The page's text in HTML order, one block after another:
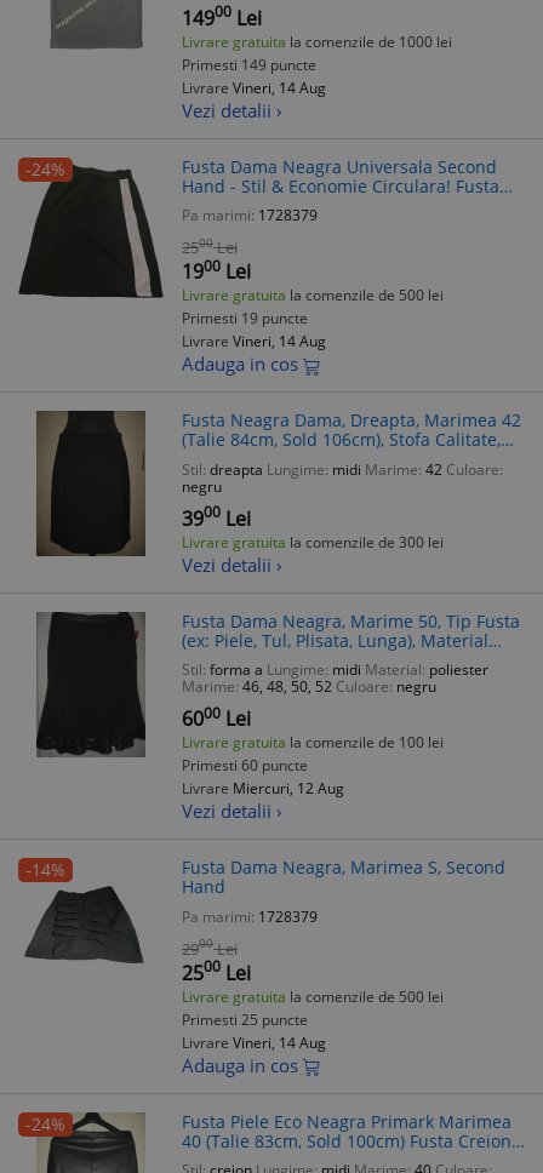
14900 Lei
Livrare gratuita la comenzile de 1000 lei
Primesti 149 puncte
Livrare Vineri, 14 Aug
Vezi detalii ›
-24%
Fusta Dama Neagra Universala Second
Hand - Stil & Economie Circulara! Fusta
simpla, fusta casual
Pa marimi: 1728379
2500 Lei
1900 Lei
Livrare gratuita la comenzile de 500 lei
Primesti 19 puncte
Livrare Vineri, 14 Aug
Adauga in cos
Fusta Neagra Dama, Dreapta, Marimea 42
(Talie 84cm, Sold 106cm), Stofa Calitate,
Captuseala, Fermoar Spate
Stil: dreapta Lungime: midi Marime: 42 Culoare:
negru
3900 Lei
Livrare gratuita la comenzile de 300 lei
Vezi detalii ›
Fusta Dama Neagra, Marime 50, Tip Fusta
(ex: Piele, Tul, Plisata, Lunga), Material
Sintetic, Noua
Stil: forma a Lungime: midi Material: poliester
Marime: 46, 48, 50, 52 Culoare: negru
6000 Lei
Livrare gratuita la comenzile de 100 lei
Primesti 60 puncte
Livrare Miercuri, 12 Aug
Vezi detalii ›
-14%
Fusta Dama Neagra, Marimea S, Second
Hand
Pa marimi: 1728379
2900 Lei
2500 Lei
Livrare gratuita la comenzile de 500 lei
Primesti 25 puncte
Livrare Vineri, 14 Aug
Adauga in cos
-24%
Fusta Piele Eco Neagra Primark Marimea
40 (Talie 83cm, Sold 100cm) Fusta Creion
cu Slit